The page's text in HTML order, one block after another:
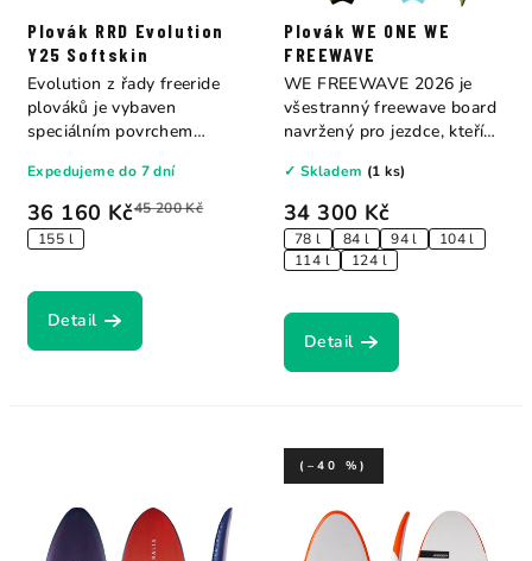
Plovák RRD Evolution
Y25 Softskin
36 160 Kč45 200 Kč
155 l
Expedujeme do 7 dní
Detail
Evolution z řady freeride
plováků je vybaven
speciálním povrchem
Plovák WE ONE WE
FREEWAVE
34 300 Kč
78 l 84 l 94 l
104 l
114 l
124 l
✓ Skladem (1 ks)
Detail
WE FREEWAVE 2026 je
všestranný freewave board
navržený pro jezdce, kteří
(–40 %)